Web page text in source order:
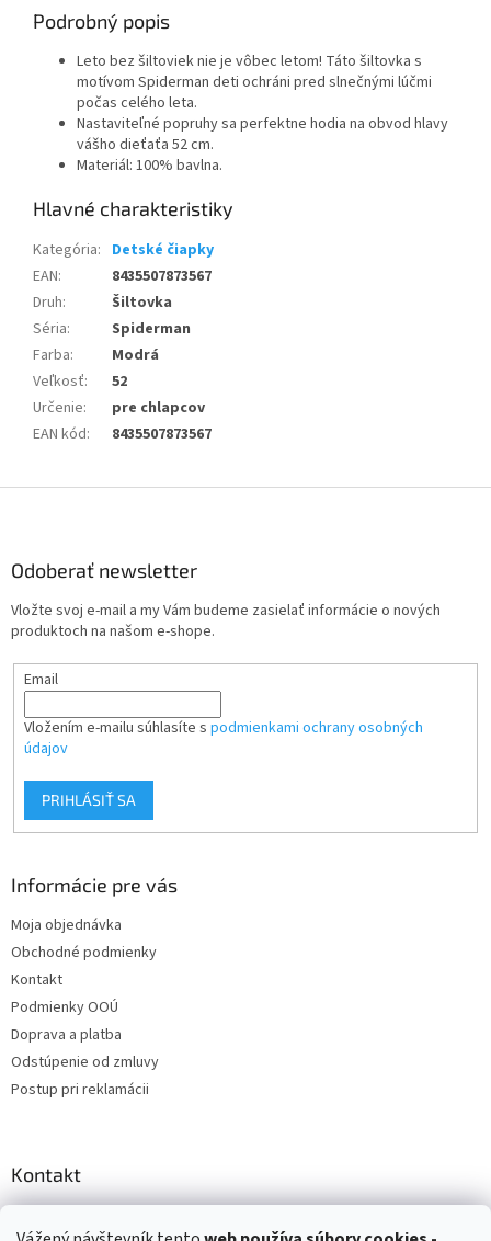
Podrobný popis
Leto bez šiltoviek nie je vôbec letom! Táto šiltovka s
motívom Spiderman deti ochráni pred slnečnými lúčmi
počas celého leta.
Nastaviteľné popruhy sa perfektne hodia na obvod hlavy
vášho dieťaťa 52 cm.
Materiál: 100% bavlna.
Kategória: Detské čiapky
EAN:
8435507873567
Druh:
Šiltovka
Séria:
Spiderman
Farba:
Modrá
Veľkosť:
52
Určenie:
pre chlapcov
EAN kód: 8435507873567
Odoberať newsletter
Vložte svoj e-mail a my Vám budeme zasielať informácie o nových
produktoch na našom e-shope.
Email
Vložením e-mailu súhlasíte s podmienkami ochrany osobných
údajov
PRIHLÁSIŤ SA
Informácie pre vás
Moja objednávka
Obchodné podmienky
Kontakt
Podmienky OOÚ
Doprava a platba
Odstúpenie od zmluvy
Postup pri reklamácii
Kontakt